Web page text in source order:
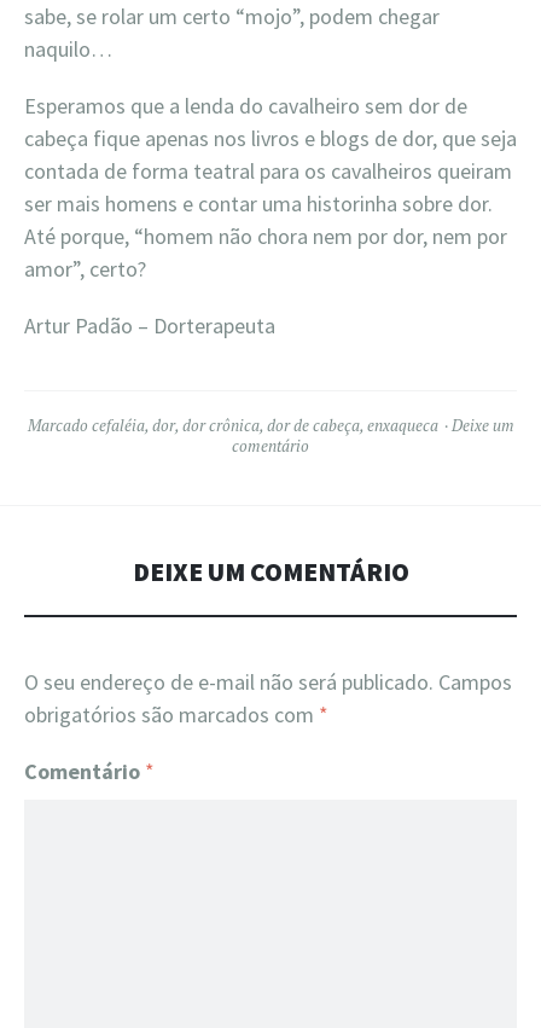
sabe, se rolar um certo “mojo”, podem chegar
naquilo…
Esperamos que a lenda do cavalheiro sem dor de
cabeça fique apenas nos livros e blogs de dor, que seja
contada de forma teatral para os cavalheiros queiram
ser mais homens e contar uma historinha sobre dor.
Até porque, “homem não chora nem por dor, nem por
amor”, certo?
Artur Padão – Dorterapeuta
Marcado cefaléia, dor, dor crônica, dor de cabeça, enxaqueca
Deixe um
comentário
DEIXE UM COMENTÁRIO
O seu endereço de e-mail não será publicado. Campos
obrigatórios são marcados com *
Comentário *